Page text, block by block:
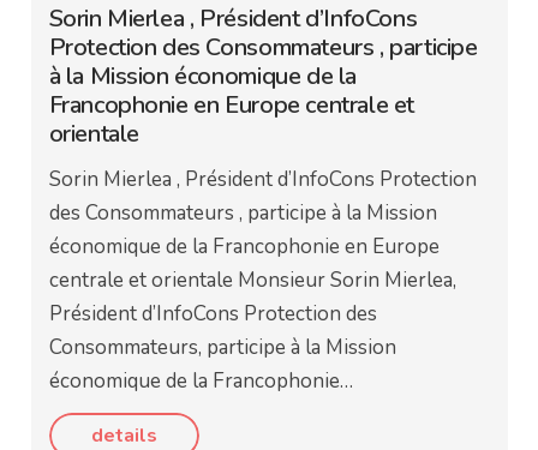
Sorin Mierlea , Président d’InfoCons
Protection des Consommateurs , participe
à la Mission économique de la
Francophonie en Europe centrale et
orientale
Sorin Mierlea , Président d’InfoCons Protection
des Consommateurs , participe à la Mission
économique de la Francophonie en Europe
centrale et orientale Monsieur Sorin Mierlea,
Président d’InfoCons Protection des
Consommateurs, participe à la Mission
économique de la Francophonie…
details